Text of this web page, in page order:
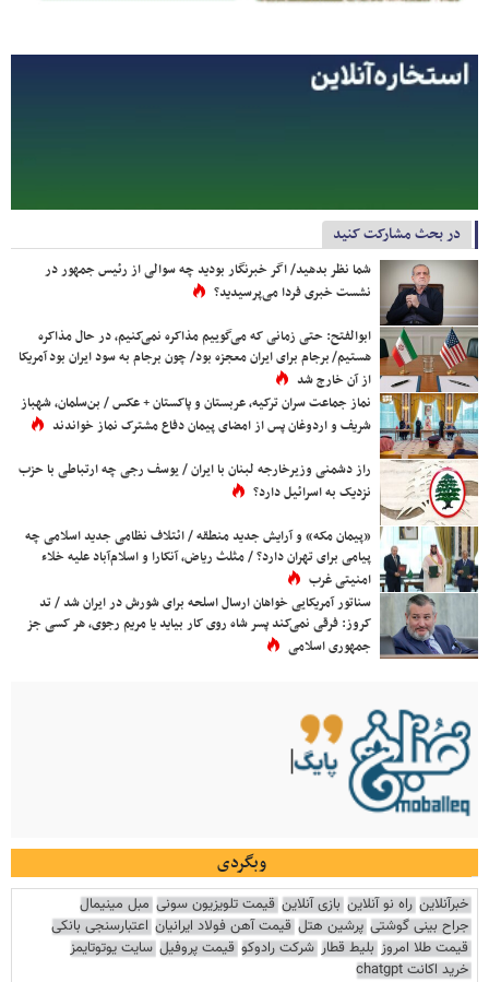
در بحث مشارکت کنید
شما نظر بدهید/ اگر خبرنگار بودید چه سوالی از رئیس جمهور در
نشست خبری فردا می‌پرسیدید؟
ابوالفتح: حتی زمانی که می‌گوییم مذاکره نمی‌کنیم، در حال مذاکره
هستیم/ برجام برای ایران معجزه بود/ چون برجام به سود ایران بود آمریکا
از آن خارج شد
نماز جماعت سران ترکیه، عربستان و پاکستان + عکس / بن‌سلمان، شهباز
شریف و اردوغان پس از امضای پیمان دفاع مشترک نماز خواندند
راز دشمنی وزیرخارجه لبنان با ایران / یوسف رجی چه ارتباطی با حزب
نزدیک به اسرائیل دارد؟
«پیمان مکه» و آرایش جدید منطقه / ائتلاف نظامی جدید اسلامی چه
پیامی برای تهران دارد؟ / مثلث ریاض، آنکارا و اسلام‌آباد علیه خلاء
امنیتی غرب
سناتور آمریکایی خواهان ارسال اسلحه برای شورش در ایران شد / تد
کروز: فرقی نمی‌کند پسر شاه روی کار بیاید یا مریم رجوی، هر کسی جز
جمهوری اسلامی
وبگردی
خبرآنلاین راه نو آنلاین بازی آنلاین قیمت تلویزیون سونی مبل مینیمال
جراح بینی گوشتی پرشین هتل قیمت آهن فولاد ایرانیان اعتبارسنجی بانکی
قیمت طلا امروز بلیط قطار شرکت رادوکو قیمت پروفیل سایت یوتوتایمز
خرید اکانت chatgpt